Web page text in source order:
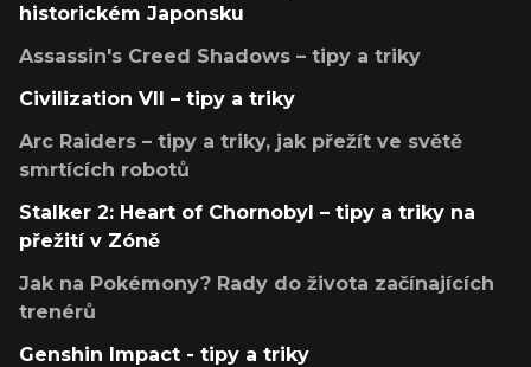
historickém Japonsku
Assassin's Creed Shadows – tipy a triky
Civilization VII – tipy a triky
Arc Raiders – tipy a triky, jak přežít ve světě
smrtících robotů
Stalker 2: Heart of Chornobyl – tipy a triky na
přežití v Zóně
Jak na Pokémony? Rady do života začínajících
trenérů
Genshin Impact - tipy a triky